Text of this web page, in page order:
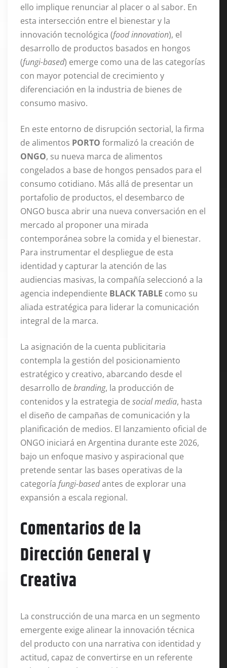
ello implique renunciar al placer o al sabor. En
esta intersección entre el bienestar y la
innovación tecnológica (food innovation), el
desarrollo de productos basados en hongos
(fungi-based) emerge como una de las categorías
con mayor potencial de crecimiento y
diferenciación en la industria de bienes de
consumo masivo.
En este entorno de disrupción sectorial, la firma
de alimentos PORTO formalizó la creación de
ONGO, su nueva marca de alimentos
congelados a base de hongos pensados para el
consumo cotidiano. Más allá de presentar un
portafolio de productos, el desembarco de
ONGO busca abrir una nueva conversación en el
mercado al proponer una mirada
contemporánea sobre la comida y el bienestar.
Para instrumentar el despliegue de esta
identidad y capturar la atención de las
audiencias masivas, la compañía seleccionó a la
agencia independiente BLACK TABLE como su
aliada estratégica para liderar la comunicación
integral de la marca.
La asignación de la cuenta publicitaria
contempla la gestión del posicionamiento
estratégico y creativo, abarcando desde el
desarrollo de branding, la producción de
contenidos y la estrategia de social media, hasta
el diseño de campañas de comunicación y la
planificación de medios. El lanzamiento oficial de
ONGO iniciará en Argentina durante este 2026,
bajo un enfoque masivo y aspiracional que
pretende sentar las bases operativas de la
categoría fungi-basedantes de explorar una
expansión a escala regional.
Comentarios de la
Dirección General y
Creativa
La construcción de una marca en un segmento
emergente exige alinear la innovación técnica
del producto con una narrativa con identidad y
actitud, capaz de convertirse en un referente